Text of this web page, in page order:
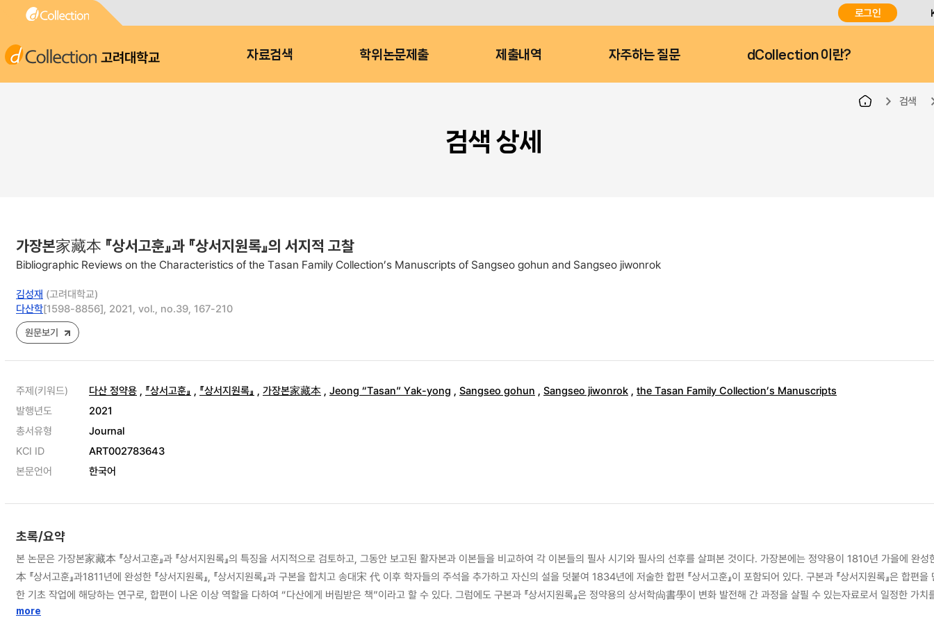
로그인
고려대학교 자료검색 학위논문제출 제출내역 자주하는 질문 dCollection 이란?
검색
검색 상세
가장본家藏本 『상서고훈』과 『상서지원록』의 서지적 고찰
Bibliographic Reviews on the Characteristics of the Tasan Family Collection’s Manuscripts of Sangseo gohun and Sangseo jiwonrok
김성재 (고려대학교)
다산학[1598-8856], 2021, vol., no.39, 167-210
원문보기
주제(키워드) 다산 정약용 , 『상서고훈』 , 『상서지원록』 , 가장본家藏本 , Jeong “Tasan” Yak-yong , Sangseo gohun , Sangseo jiwonrok , the Tasan Family Collection’s Manuscripts
발행년도
2021
총서유형
Journal
KCI ID
ART002783643
본문언어
한국어
초록/요약
본 논문은 가장본家藏本 『상서고훈』과 『상서지원록』의 특징을 서지적으로 검토하고, 그동안 보고된 활자본과 이본들을 비교하여 각 이본들의 필사 시기와 필사의 선후를 살펴본 것이다. 가장본에는 정약용이 1810년 가을에 완
本 『상서고훈』과1811년에 완성한 『상서지원록』, 『상서지원록』과 구본을 합치고 송대宋 代 이후 학자들의 주석을 추가하고 자신의 설을 덧붙여 1834년에 저술한 합편 『상서고훈』이 포함되어 있다. 구본과 『상서지원록』은 합편을
한 기초 작업에 해당하는 연구로, 합편이 나온 이상 역할을 다하여 “다산에게 버림받은 책”이라고 할 수 있다. 그럼에도 구본과 『상서지원록』은 정약용의 상서학尙書學이 변화 발전해 간 과정을 살필 수 있는자료로서 일정한 가치
고 하겠다. 가장본 『상서고훈』 2종과 『상서지원록』은 모두 일부만 남아 있는 결질缺帙이지만 정약용이 마지막으로 수정, 정리한 정고본定稿本으로서, 그동안 발견된 이본들과 다른 모습을 보여주고 있다. 구본 『상서고훈』과 『상서
more